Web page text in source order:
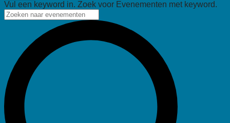
Vul een keyword in. Zoek voor Evenementen met keyword.